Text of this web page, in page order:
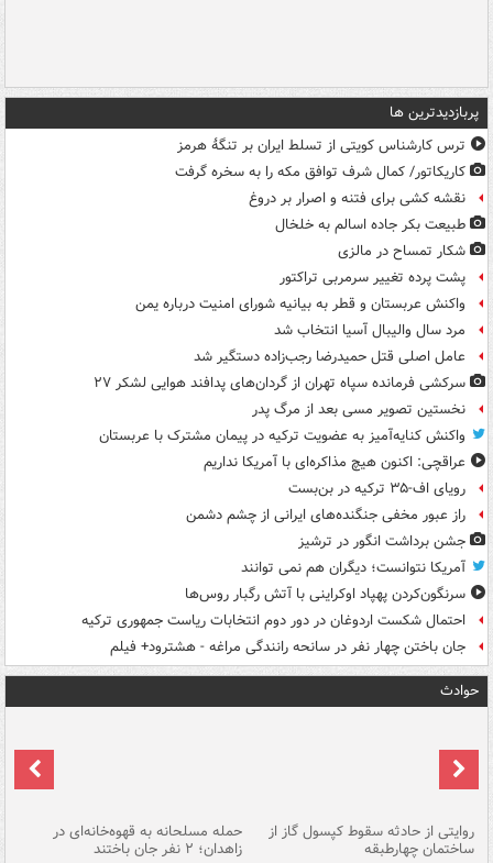
پربازدیدترین ها
ترس کارشناس کویتی از تسلط ایران بر تنگۀ هرمز
کاریکاتور/ کمال شرف توافق مکه را به سخره گرفت
نقشه کشی برای فتنه و اصرار بر دروغ
طبیعت بکر جاده اسالم به خلخال
شکار تمساح در مالزی
پشت پرده تغییر سرمربی تراکتور
واکنش عربستان و قطر به بیانیه شورای امنیت درباره یمن
مرد سال والیبال آسیا انتخاب شد
عامل اصلی قتل حمیدرضا رجب‌زاده دستگیر شد
سرکشی فرمانده سپاه تهران از گردان‌های پدافند هوایی لشکر ۲۷
نخستین تصویر مسی بعد از مرگ پدر
واکنش کنایه‌آمیز به عضویت ترکیه در پیمان مشترک با عربستان
عراقچی: اکنون هیچ مذاکره‌ای با آمریکا نداریم
رویای اف-۳۵ ترکیه در بن‌بست
راز عبور مخفی جنگنده‌های ایرانی از چشم دشمن
جشن برداشت انگور در ترشیز
آمریکا نتوانست؛ دیگران هم نمی توانند
سرنگون‌کردن پهپاد اوکراینی با آتش رگبار روس‌ها
احتمال شکست اردوغان در دور دوم انتخابات ریاست جمهوری ترکیه
جان باختن چهار نفر در سانحه رانندگی مراغه - هشترود+ فیلم
حوادث
روایتی از حادثه سقوط کپسول گاز از
ساختمان چهارطبقه
حمله مسلحانه به قهوه‌خانه‌ای در
زاهدان؛ ۲ نفر جان باختند